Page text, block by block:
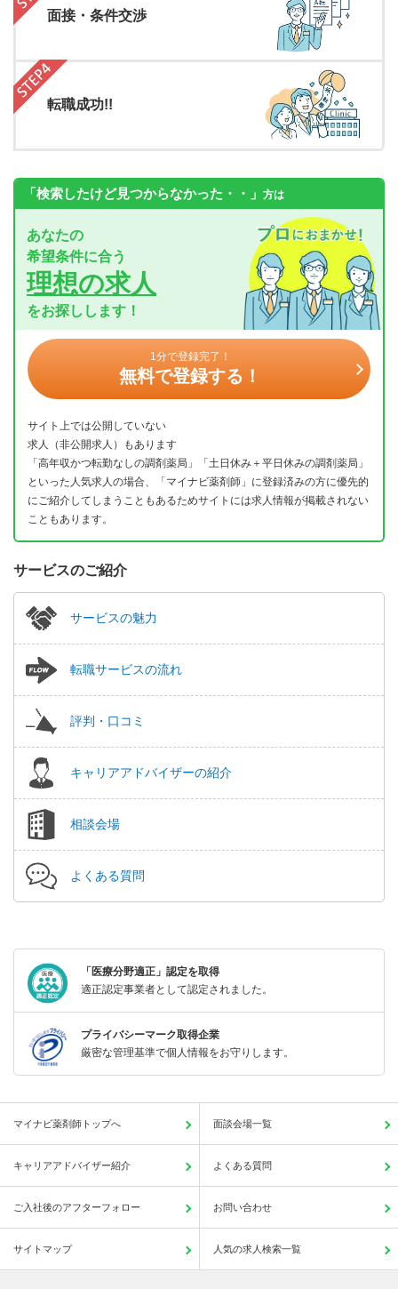
面接・条件交渉
転職成功!!
「検索したけど見つからなかった・・」 方は
あなたの
希望条件に合う
理想の求人
をお探しします！
1分で登録完了！
無料で登録する！
サイト上では公開していない
求人（非公開求人）もあります
「高年収かつ転勤なしの調剤薬局」「土日休み＋平日休みの調剤薬局」
といった人気求人の場合、「マイナビ薬剤師」に登録済みの方に優先的
にご紹介してしまうこともあるためサイトには求人情報が掲載されない
こともあります。
サービスのご紹介
サービスの魅力
転職サービスの流れ
評判・口コミ
キャリアアドバイザーの紹介
相談会場
よくある質問
「医療分野適正」認定を取得
適正認定事業者として認定されました。
プライバシーマーク取得企業
厳密な管理基準で個人情報をお守りします。
マイナビ薬剤師トップへ 面談会場一覧
キャリアアドバイザー紹介 よくある質問
ご入社後のアフターフォロー お問い合わせ
サイトマップ 人気の求人検索一覧